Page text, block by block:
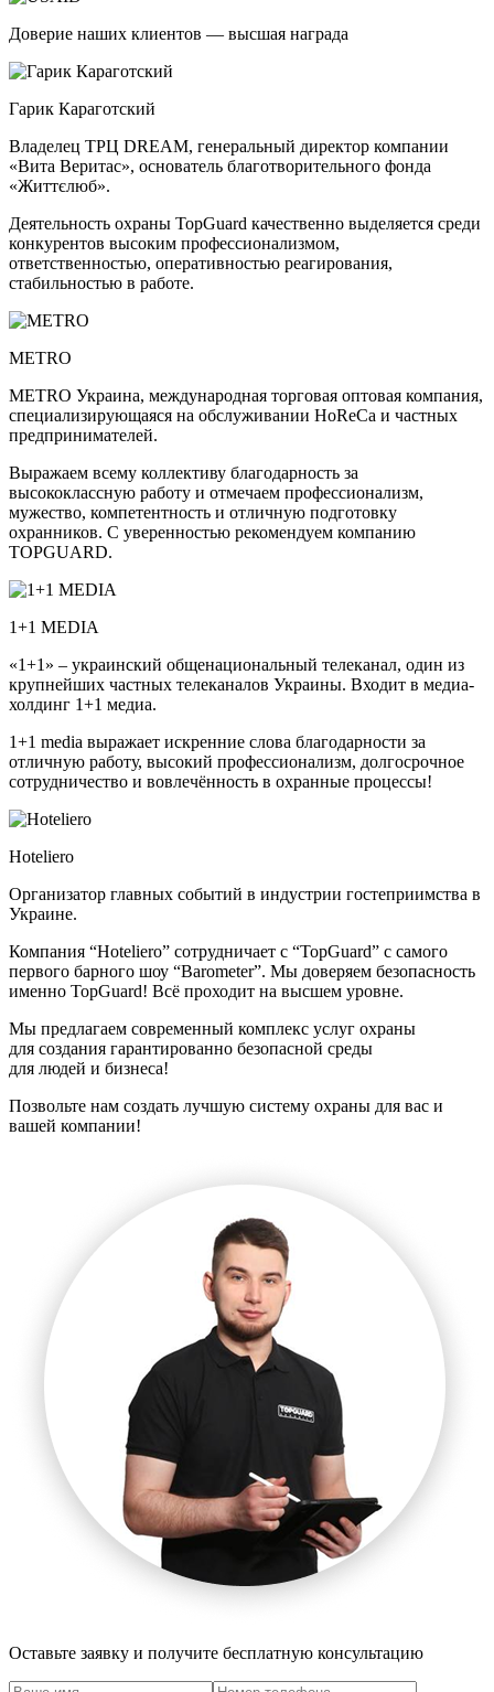
Доверие наших клиентов — высшая награда
Гарик Караготский
Владелец ТРЦ DREAM, генеральный директор компании
«Вита Веритас», основатель благотворительного фонда
«Життєлюб».
Деятельность охраны TopGuard качественно выделяется среди
конкурентов высоким профессионализмом,
ответственностью, оперативностью реагирования,
стабильностью в работе.
METRO
METRO Украина, международная торговая оптовая компания,
специализирующаяся на обслуживании HoReCa и частных
предпринимателей.
Выражаем всему коллективу благодарность за
высококлассную работу и отмечаем профессионализм,
мужество, компетентность и отличную подготовку
охранников. С уверенностью рекомендуем компанию
TOPGUARD.
1+1 MEDIA
«1+1» – украинский общенациональный телеканал, один из
крупнейших частных телеканалов Украины. Входит в медиа-
холдинг 1+1 медиа.
1+1 media выражает искренние слова благодарности за
отличную работу, высокий профессионализм, долгосрочное
сотрудничество и вовлечённость в охранные процессы!
Hoteliero
Организатор главных событий в индустрии гостеприимства в
Украине.
Компания “Hoteliero” сотрудничает с “TopGuard” с самого
первого барного шоу “Barometer”. Мы доверяем безопасность
именно TopGuard! Всё проходит на высшем уровне.
Мы предлагаем современный комплекс услуг охраны
для создания гарантированно безопасной среды
для людей и бизнеса!
Позвольте нам создать лучшую систему охраны для вас и
вашей компании!
Оставьте заявку и получите бесплатную консультацию